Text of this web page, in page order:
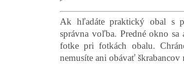
Ak hľadáte praktický obal s
správna voľba. Predné okno sa
fotke pri fotkách obalu.
nemusíte ani obávať